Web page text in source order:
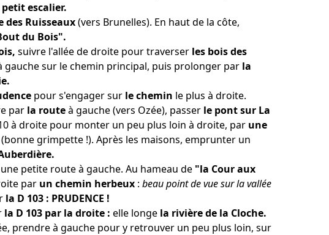
escalier.
des Ruisseaux(vers Brunelles). En haut de la côte,
du Bois".
suivre l'allée de droite pour traverser les bois des
gauche sur le chemin principal, puis prolonger par la
pour s'engager sur le chemin le plus à droite.
par la routeà gauche (vers Ozée), passer le pont sur La
à droite pour monter un peu plus loin à droite, par une
(bonne grimpette !). Après les maisons, emprunter un
petite route à gauche. Au hameau de "la Cour aux
par un chemin herbeux : beau point de vue sur la vallée
la D 103 : PRUDENCE !
la D 103 par la droite : elle longe la rivière de la Cloche.
prendre à gauche pour y retrouver un peu plus loin, sur